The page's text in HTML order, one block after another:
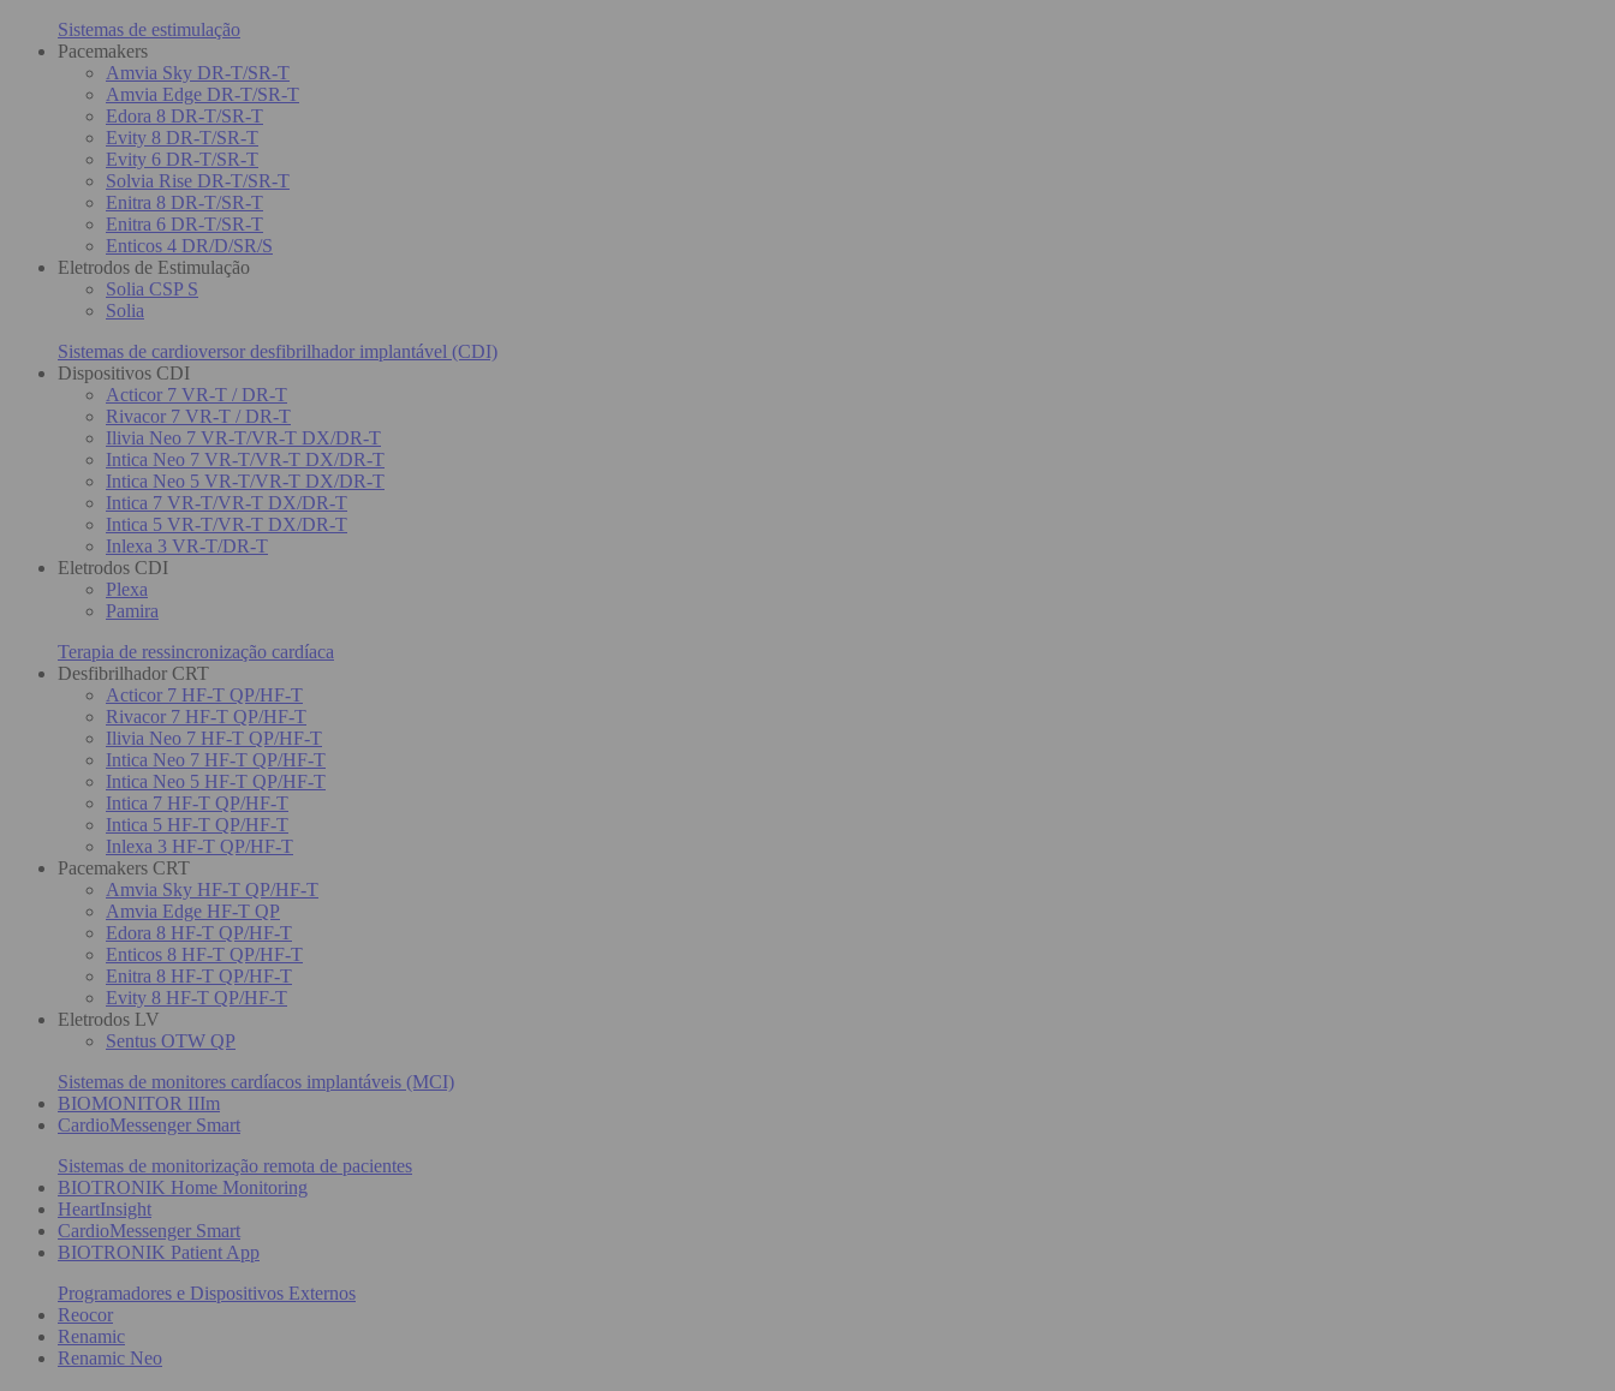
Sistemas de estimulação
Pacemakers
Amvia Sky DR-T/SR-T
Amvia Edge DR-T/SR-T
Edora 8 DR-T/SR-T
Evity 8 DR-T/SR-T
Evity 6 DR-T/SR-T
Solvia Rise DR-T/SR-T
Enitra 8 DR-T/SR-T
Enitra 6 DR-T/SR-T
Enticos 4 DR/D/SR/S
Eletrodos de Estimulação
Solia CSP S
Solia
Sistemas de cardioversor desfibrilhador implantável (CDI)
Dispositivos CDI
Acticor 7 VR-T / DR-T
Rivacor 7 VR-T / DR-T
Ilivia Neo 7 VR-T/VR-T DX/DR-T
Intica Neo 7 VR-T/VR-T DX/DR-T
Intica Neo 5 VR-T/VR-T DX/DR-T
Intica 7 VR-T/VR-T DX/DR-T
Intica 5 VR-T/VR-T DX/DR-T
Inlexa 3 VR-T/DR-T
Eletrodos CDI
Plexa
Pamira
Terapia de ressincronização cardíaca
Desfibrilhador CRT
Acticor 7 HF-T QP/HF-T
Rivacor 7 HF-T QP/HF-T
Ilivia Neo 7 HF-T QP/HF-T
Intica Neo 7 HF-T QP/HF-T
Intica Neo 5 HF-T QP/HF-T
Intica 7 HF-T QP/HF-T
Intica 5 HF-T QP/HF-T
Inlexa 3 HF-T QP/HF-T
Pacemakers CRT
Amvia Sky HF-T QP/HF-T
Amvia Edge HF-T QP
Edora 8 HF-T QP/HF-T
Enticos 8 HF-T QP/HF-T
Enitra 8 HF-T QP/HF-T
Evity 8 HF-T QP/HF-T
Eletrodos LV
Sentus OTW QP
Sistemas de monitores cardíacos implantáveis (MCI)
BIOMONITOR IIIm
CardioMessenger Smart
Sistemas de monitorização remota de pacientes
BIOTRONIK Home Monitoring
HeartInsight
CardioMessenger Smart
BIOTRONIK Patient App
Programadores e Dispositivos Externos
Reocor
Renamic
Renamic Neo